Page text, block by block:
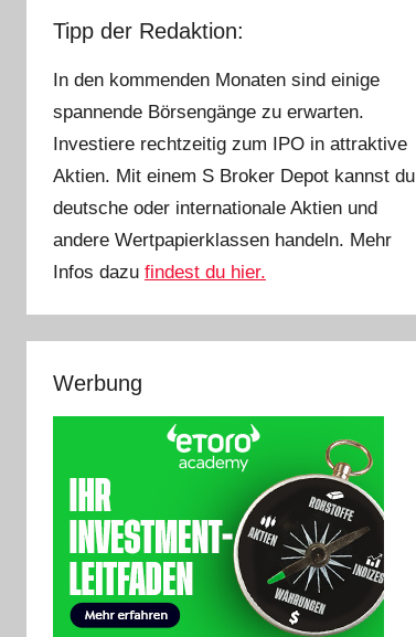
Tipp der Redaktion:
In den kommenden Monaten sind einige
spannende Börsengänge zu erwarten.
Investiere rechtzeitig zum IPO in attraktive
Aktien. Mit einem S Broker Depot kannst du
deutsche oder internationale Aktien und
andere Wertpapierklassen handeln. Mehr
Infos dazu findest du hier.
Werbung